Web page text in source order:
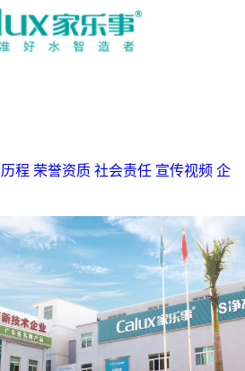
程 荣誉资质 社会责任 宣传视频 企